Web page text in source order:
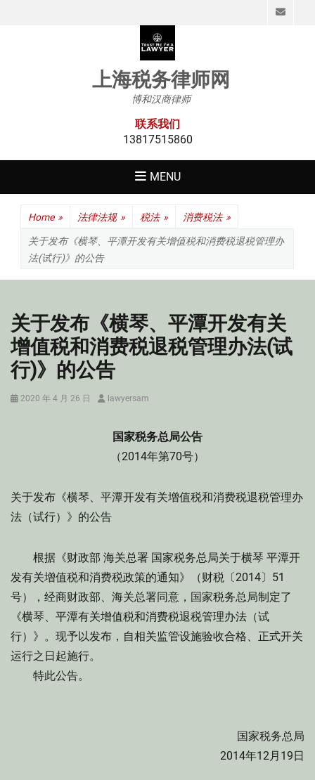
上海税务律师网
博和汉商律师
联系我们
13817515860
MENU
Home » 法律法规 » 税法 » 消费税法 »
关于发布《横琴、平潭开发有关增值税和消费税退税管理办
法(试行)》的公告
关于发布《横琴、平潭开发有关
增值税和消费税退税管理办法(试
行)》的公告
Posted
2020 年 4 月 26 日 Authorlawyersam
国家税务总局公告
（2014年第70号）
关于发布《横琴、平潭开发有关增值税和消费税退税管理办
法（试行）》的公告
根据《财政部 海关总署 国家税务总局关于横琴 平潭开
发有关增值税和消费税政策的通知》（财税〔2014〕51
号），经商财政部、海关总署同意，国家税务总局制定了
《横琴、平潭有关增值税和消费税退税管理办法（试
行）》。现予以发布，自相关监管设施验收合格、正式开关
运行之日起施行。
特此公告。
国家税务总局
2014年12月19日